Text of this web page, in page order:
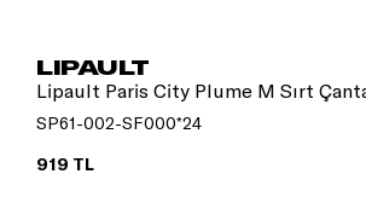
LIPAULT
Lipault Paris City Plume M Sırt
SP61-002-SF000*24
919 TL